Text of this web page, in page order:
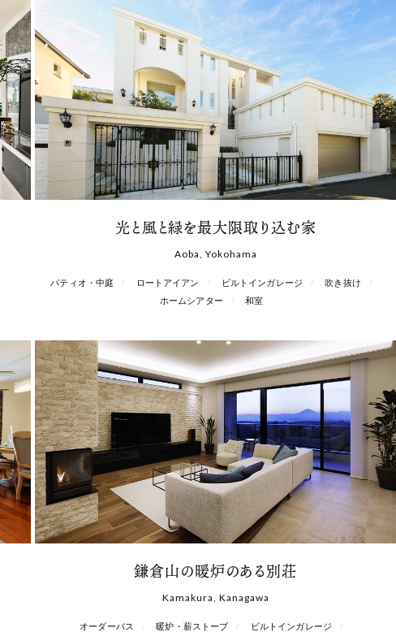
光と風と緑を最大限取り込む家
Aoba, Yokohama
パティオ・中庭 ロートアイアン ビルトインガレージ
吹き抜け
ホームシアター
和室
鎌倉山の暖炉のある別荘
Kamakura, Kanagawa
オーダーバス 暖炉・薪ストーブ
ビルトインガレージ